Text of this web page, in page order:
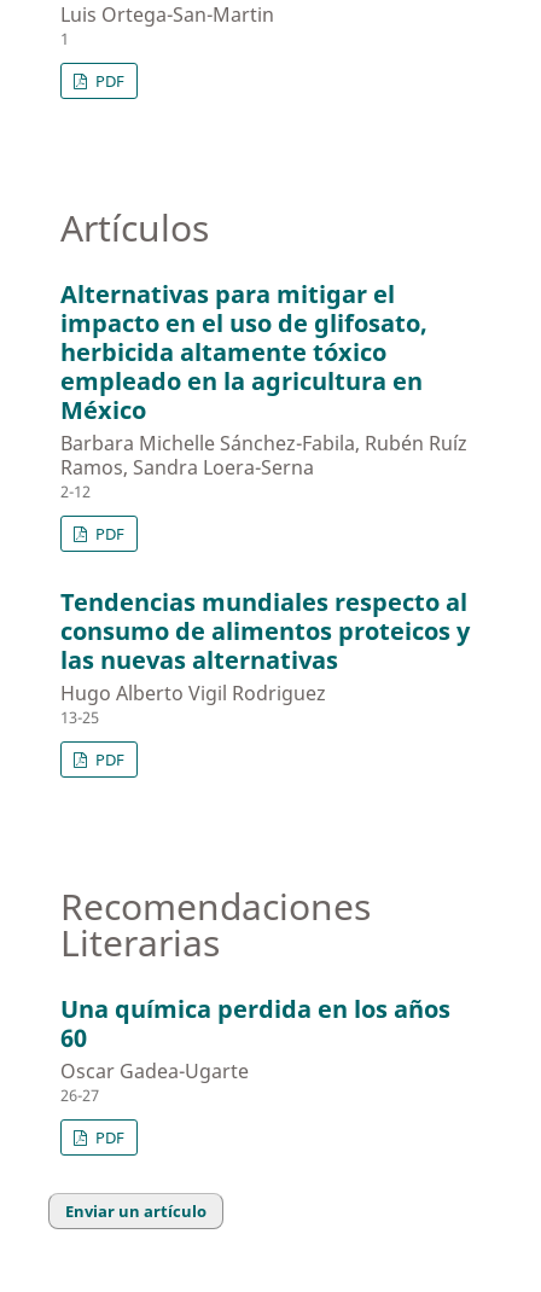
Luis Ortega-San-Martin
1
PDF
Artículos
Alternativas para mitigar el
impacto en el uso de glifosato,
herbicida altamente tóxico
empleado en la agricultura en
México
Barbara Michelle Sánchez-Fabila, Rubén Ruíz
Ramos, Sandra Loera-Serna
2-12
PDF
Tendencias mundiales respecto al
consumo de alimentos proteicos y
las nuevas alternativas
Hugo Alberto Vigil Rodriguez
13-25
PDF
Recomendaciones
Literarias
Una química perdida en los años
60
Oscar Gadea-Ugarte
26-27
PDF
Enviar un artículo